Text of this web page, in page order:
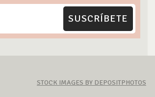
SUSCRÍBETE
STOCK IMAGES BY DEPOSITPHOTOS